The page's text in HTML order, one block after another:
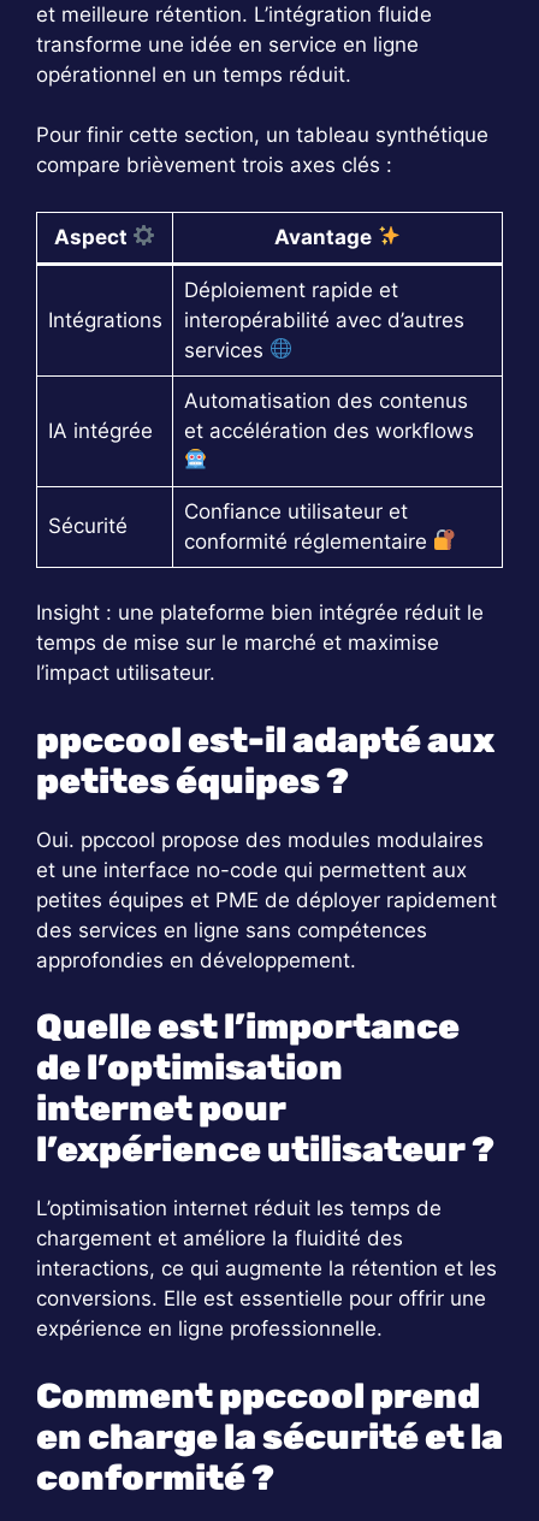
et meilleure rétention. L’intégration fluide
transforme une idée en service en ligne
opérationnel en un temps réduit.
Pour finir cette section, un tableau synthétique
compare brièvement trois axes clés :
Aspect Avantage
Intégrations
Déploiement rapide et
interopérabilité avec d’autres
services
IA intégrée
Automatisation des contenus
et accélération des workflows
Sécurité
Confiance utilisateur et
conformité réglementaire
Insight : une plateforme bien intégrée réduit le
temps de mise sur le marché et maximise
l’impact utilisateur.
ppccool est-il adapté aux
petites équipes ?
Oui. ppccool propose des modules modulaires
et une interface no-code qui permettent aux
petites équipes et PME de déployer rapidement
des services en ligne sans compétences
approfondies en développement.
Quelle est l’importance
de l’optimisation
internet pour
l’expérience utilisateur ?
L’optimisation internet réduit les temps de
chargement et améliore la fluidité des
interactions, ce qui augmente la rétention et les
conversions. Elle est essentielle pour offrir une
expérience en ligne professionnelle.
Comment ppccool prend
en charge la sécurité et la
conformité ?